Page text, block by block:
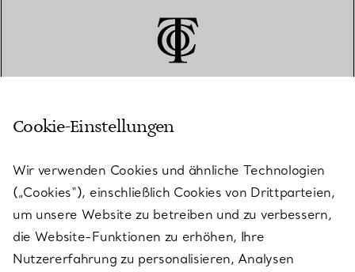
KUNDENSERVICE
SERVICES
ÜBER TIFFANY & CO.
Cookie-Einstellungen
Wir verwenden Cookies und ähnliche Technologien
(„Cookies“), einschließlich Cookies von Drittparteien,
um unsere Website zu betreiben und zu verbessern,
die Website-Funktionen zu erhöhen, Ihre
Nutzererfahrung zu personalisieren, Analysen